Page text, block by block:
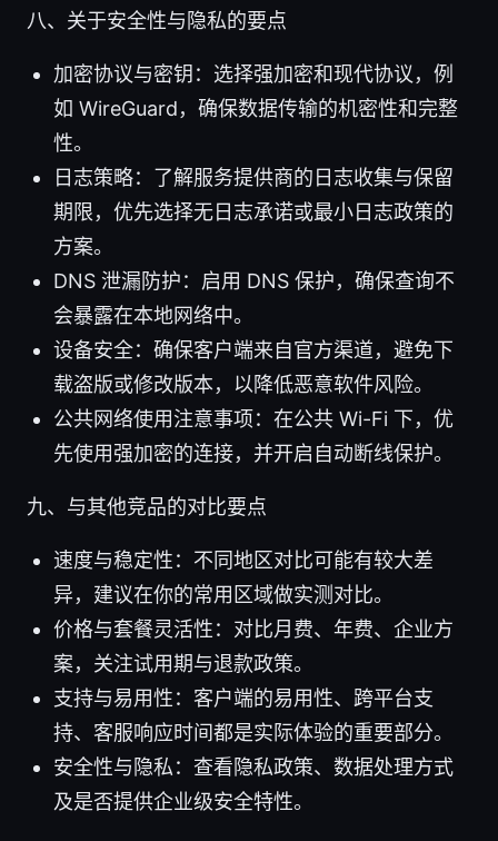
八、关于安全性与隐私的要点
加密协议与密钥：选择强加密和现代协议，例
如 WireGuard，确保数据传输的机密性和完整
性。
日志策略：了解服务提供商的日志收集与保留
期限，优先选择无日志承诺或最小日志政策的
方案。
DNS 泄漏防护：启用 DNS 保护，确保查询不
会暴露在本地网络中。
设备安全：确保客户端来自官方渠道，避免下
载盗版或修改版本，以降低恶意软件风险。
公共网络使用注意事项：在公共 Wi-Fi 下，优
先使用强加密的连接，并开启自动断线保护。
九、与其他竞品的对比要点
速度与稳定性：不同地区对比可能有较大差
异，建议在你的常用区域做实测对比。
价格与套餐灵活性：对比月费、年费、企业方
案，关注试用期与退款政策。
支持与易用性：客户端的易用性、跨平台支
持、客服响应时间都是实际体验的重要部分。
安全性与隐私：查看隐私政策、数据处理方式
及是否提供企业级安全特性。